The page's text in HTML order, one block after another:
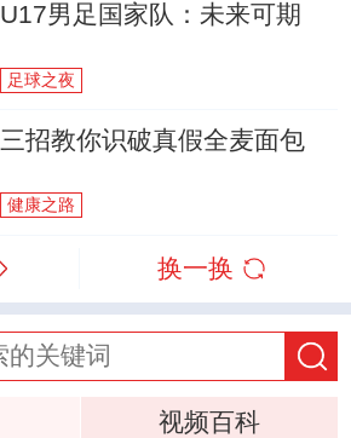
U17男足国家队：未来可期
足球之夜
三招教你识破真假全麦面包
健康之路
换一换
视频百科